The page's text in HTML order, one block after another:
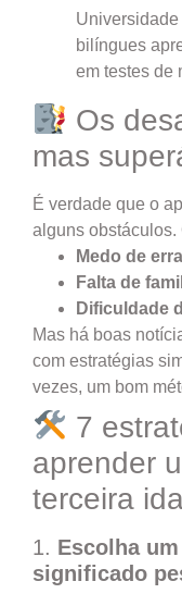
bilíngues
em testes de
Os
mas
É verdade que o
alguns obstáculos.
Medo de
Falta de
Dificuldade
Mas há boas
com estratégias
vezes, um bom
7
aprender
terceira
1. Escolha
significado